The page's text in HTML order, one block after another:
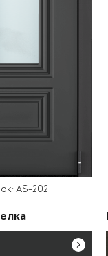
AS-202